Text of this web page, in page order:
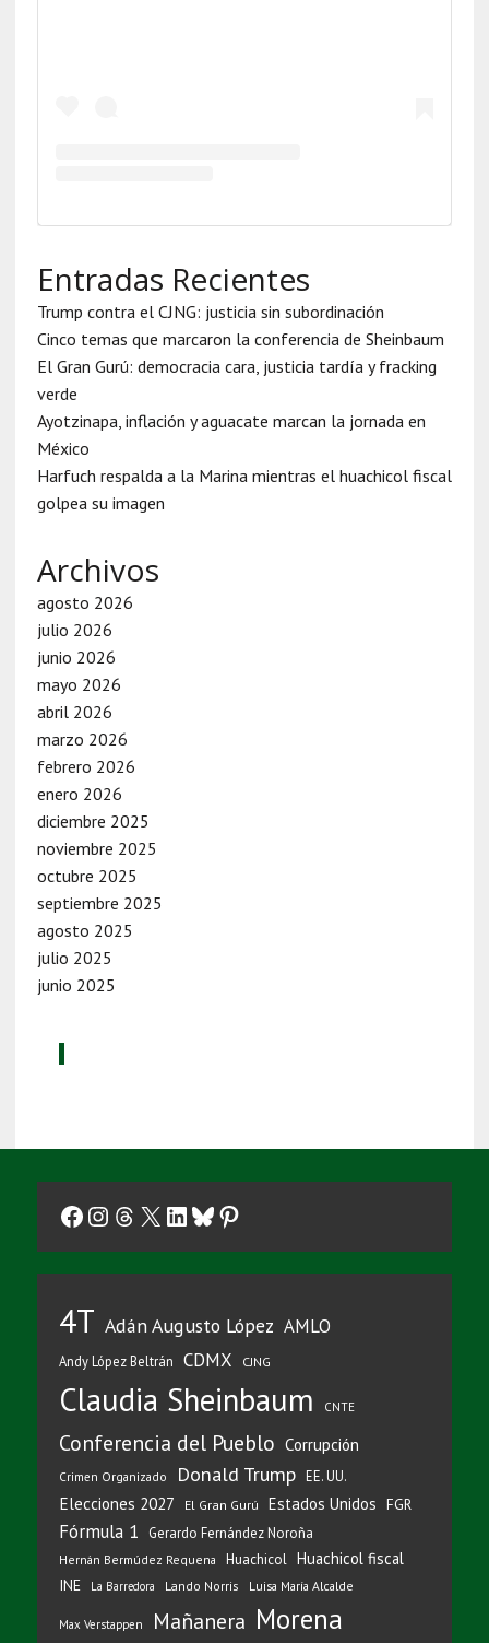
Entradas Recientes
Trump contra el CJNG: justicia sin subordinación
Cinco temas que marcaron la conferencia de Sheinbaum
El Gran Gurú: democracia cara, justicia tardía y fracking
verde
Ayotzinapa, inflación y aguacate marcan la jornada en
México
Harfuch respalda a la Marina mientras el huachicol fiscal
golpea su imagen
Archivos
agosto 2026
julio 2026
junio 2026
mayo 2026
abril 2026
marzo 2026
febrero 2026
enero 2026
diciembre 2025
noviembre 2025
octubre 2025
septiembre 2025
agosto 2025
julio 2025
junio 2025
Facebook
Instagram
Threads
X LinkedIn
Bluesky
Pinterest
4T Adán Augusto López AMLO
Andy López Beltrán CDMX CJNG
Claudia Sheinbaum CNTE
Conferencia del Pueblo Corrupción
Crimen Organizado Donald Trump EE. UU.
Elecciones 2027 El Gran Gurú Estados Unidos FGR
Fórmula 1 Gerardo Fernández Noroña
Hernán Bermúdez Requena Huachicol Huachicol fiscal
INE La Barredora Lando Norris Luisa María Alcalde
Max Verstappen Mañanera Morena